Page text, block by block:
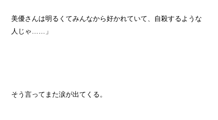
美優さんは明るくてみんなから好かれていて、自殺するような
人じゃ……」
そう言ってまた涙が出てくる。